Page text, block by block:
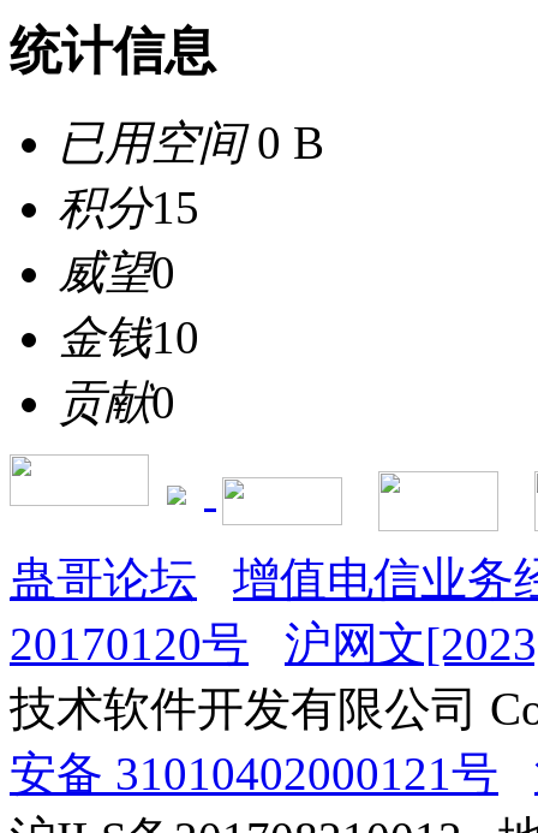
统计信息
已用空间0 B
积分15
威望0
金钱10
贡献0
蛊哥论坛
增值电信业务
20170120号
沪网文
技术软件开发有限公司
安备 31010402000121号